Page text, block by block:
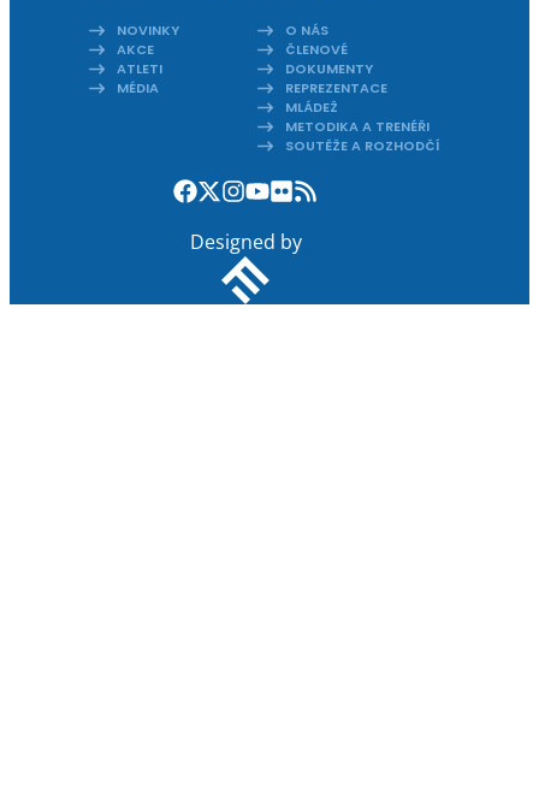
NOVINKY
AKCE
ATLETI
MÉDIA
O NÁS
ČLENOVÉ
DOKUMENTY
REPREZENTACE
MLÁDEŽ
METODIKA A TRENÉŘI
SOUTĚŽE A ROZHODČÍ
Designed by